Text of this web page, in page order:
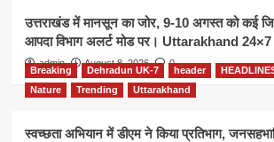
उत्तराखंड में मानसून का जोर, 9-10 अगस्त को कई
आपदा विभाग अलर्ट मोड पर। Uttarakhand
admin August 8, 2026 0
Breaking Dehradun UK-7 header
Nature
Trending Uttarakhand
स्वच्छता अभियान में डीएम ने किया प्रतिभाग,